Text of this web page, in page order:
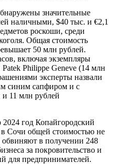
значительные
наличными, $40 тыс. и €2,1
роскоши, среди
Общая стоимость
50 млн рублей.
включая экземпляры
Philippe Geneve (14 млн
эксперты назвали
синим сапфиром и с
11 млн рублей
год Копайгородский
в Сочи общей стоимостью не
в получении 248
за покровительство и
для предпринимателей.